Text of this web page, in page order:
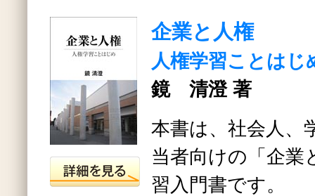
企業と人権
人権学習ことはじ
鏡 清澄 著
本書は、社会人、
当者向けの「企業
習入門書です。